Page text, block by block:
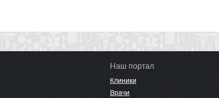
Наш портал
Клиники
Врачи